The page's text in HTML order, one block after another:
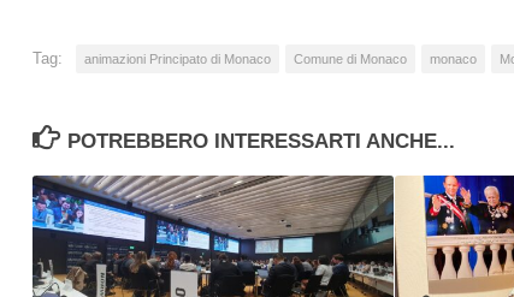
Tag: animazioni Principato di Monaco Comune di Monaco monaco
POTREBBERO INTERESSARTI ANCHE...